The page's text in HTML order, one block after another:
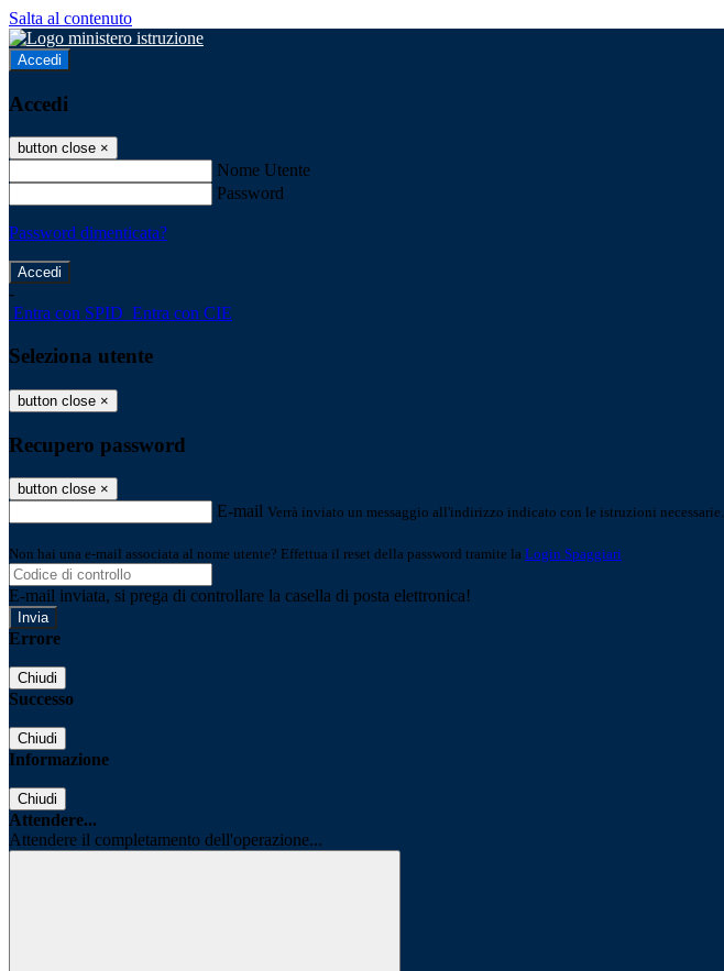
Salta al contenuto
Accedi
Accedi
button close ×
Nome Utente
Password
Password dimenticata?
-
Entra con SPID Entra con CIE
Seleziona utente
button close ×
Recupero password
button close ×
E-mail Verrà inviato un messaggio all'indirizzo indicato con le istruzioni necessarie.
Non hai una e-mail associata al nome utente? Effettua il reset della password tramite la Login Spaggiari
E-mail inviata, si prega di controllare la casella di posta elettronica!
Errore
Chiudi
Successo
Chiudi
Informazione
Chiudi
Attendere...
Attendere il completamento dell'operazione...